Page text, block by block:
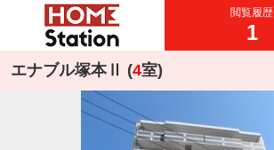
閲覧履歴
1
エナブル塚本Ⅱ (4室)